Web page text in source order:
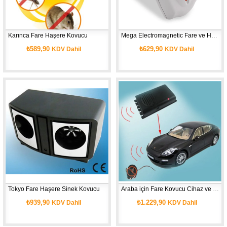
Karınca Fare Haşere Kovucu
₺589,90KDV Dahil ₺629,90KDV Dahil
Tokyo Fare Haşere Sinek Kovucu
₺939,90KDV Dahil ₺1.229,90 KDV Dahil